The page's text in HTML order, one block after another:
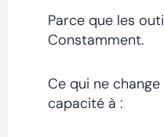
Parce que les
Constamment.
Ce qui ne
capacité à :